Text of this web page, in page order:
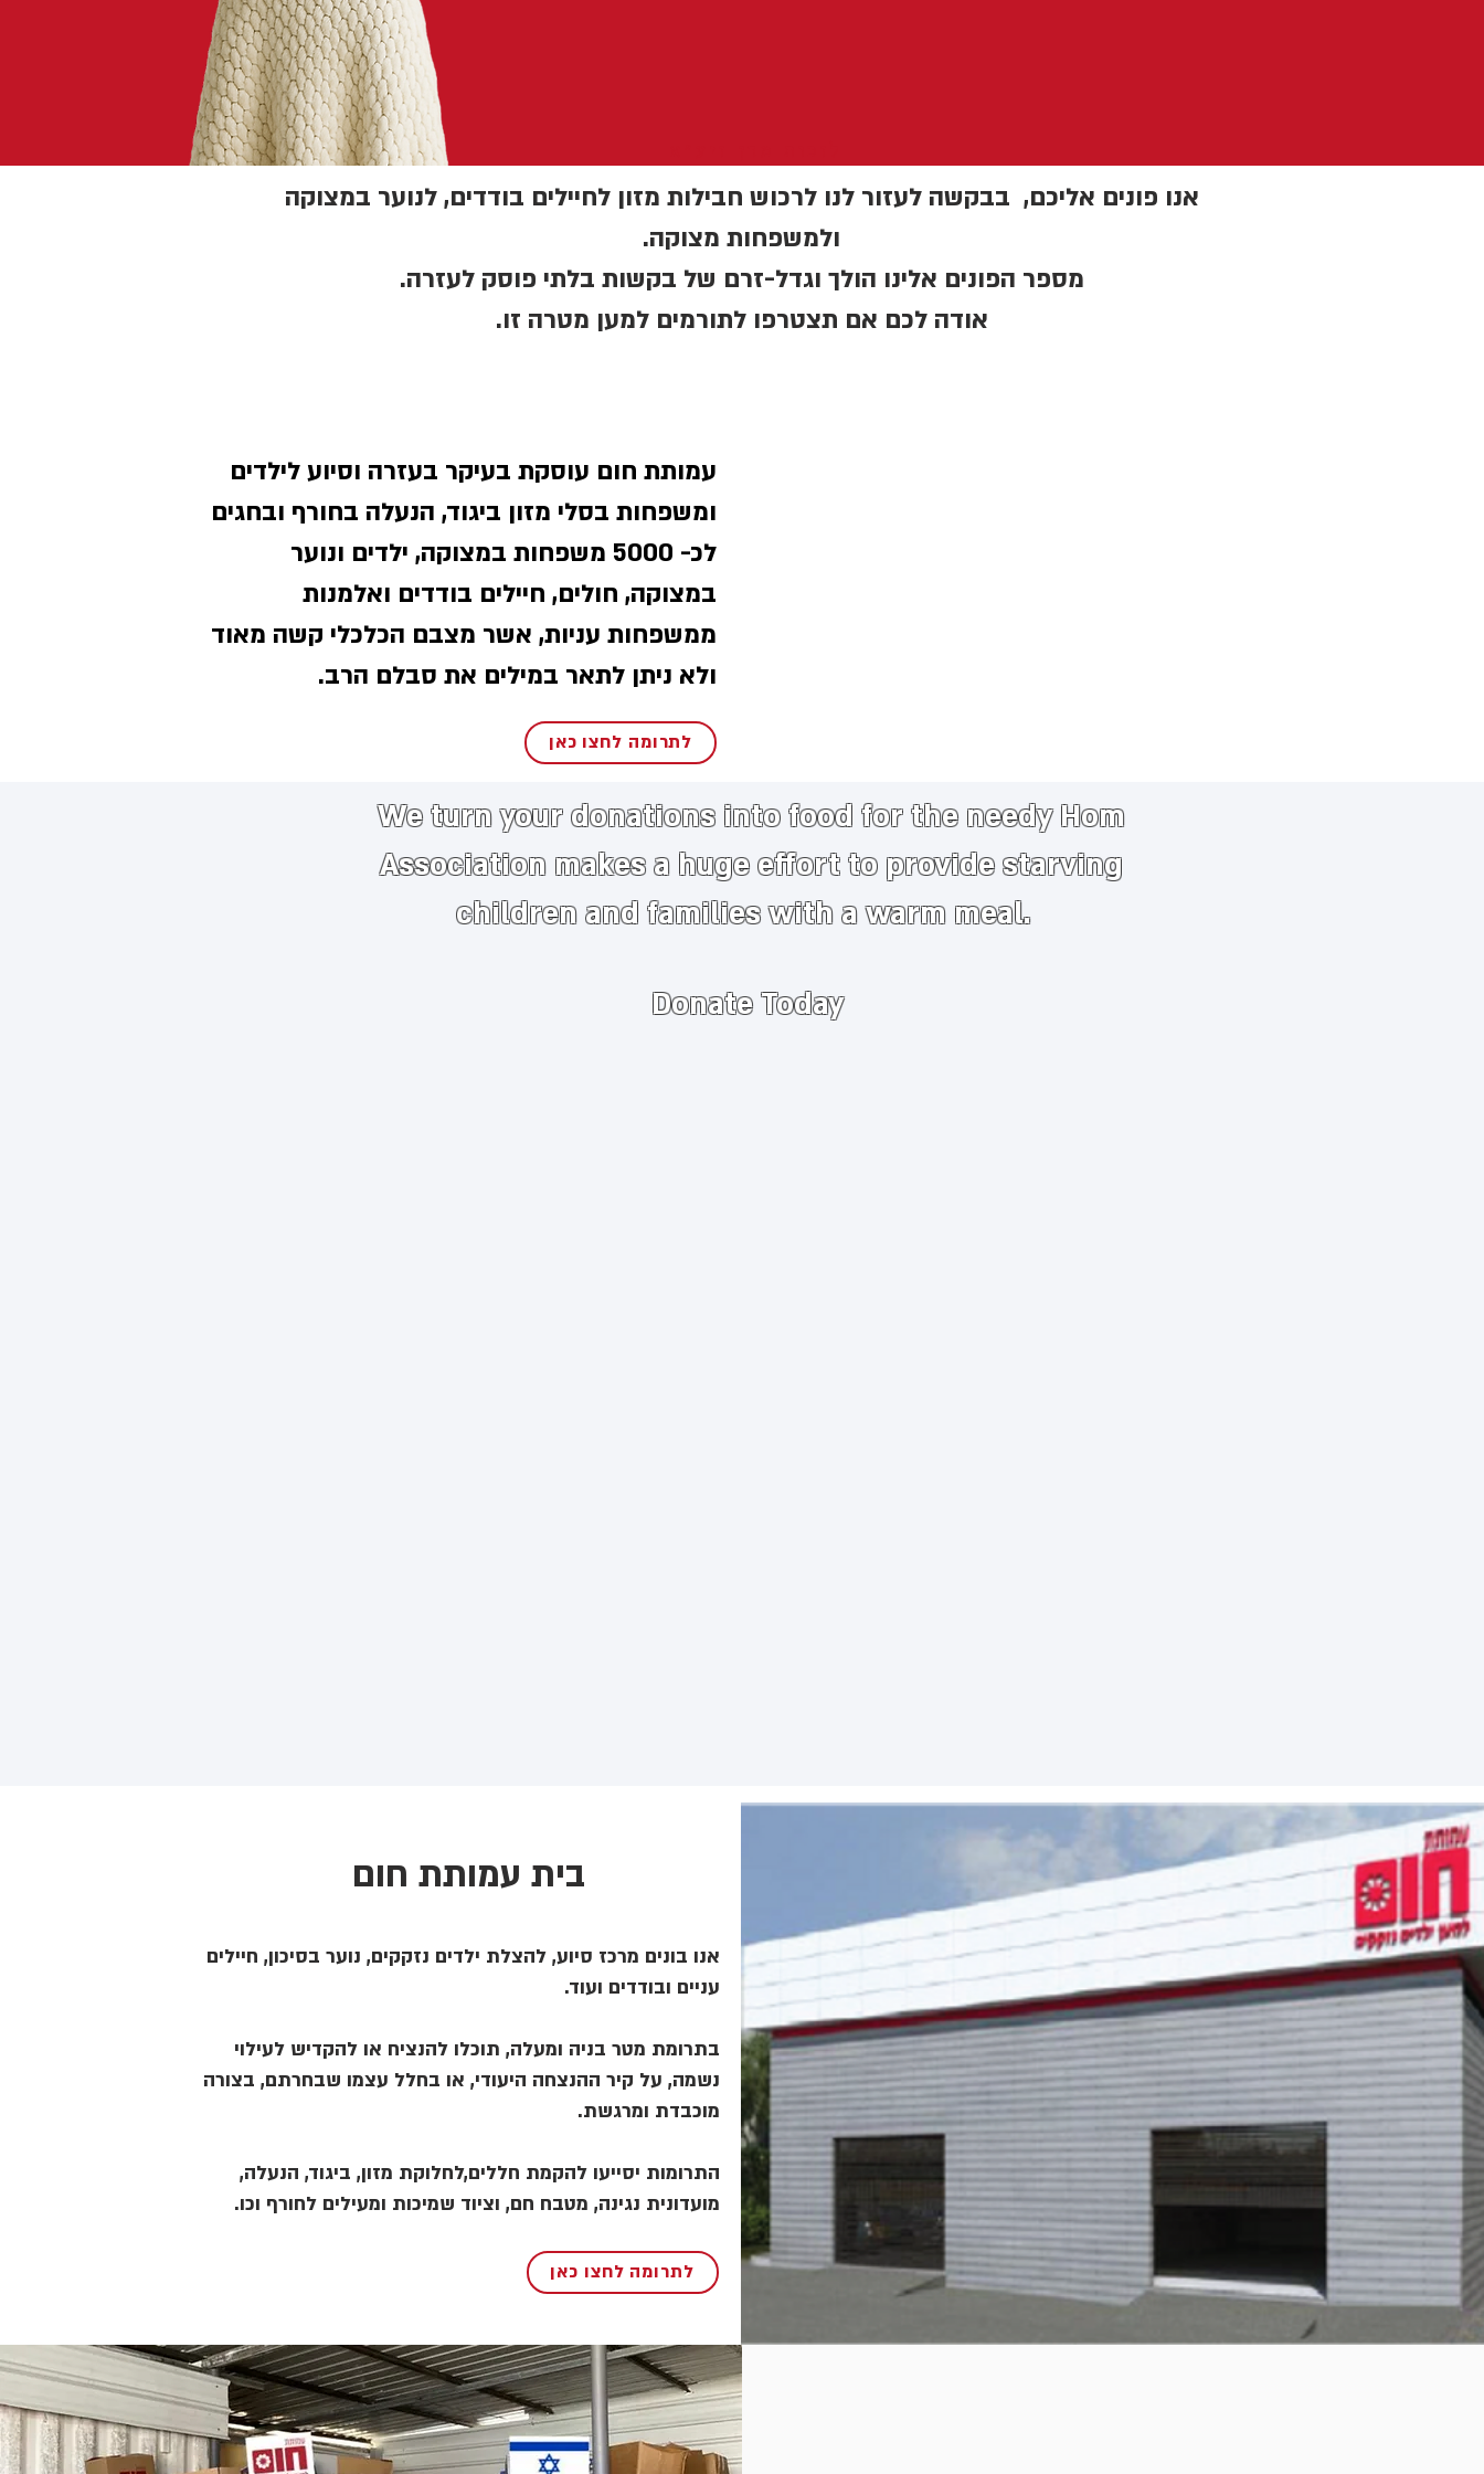
אנו פונים אליכם, בבקשה לעזור לנו לרכוש חבילות מזון לחיילים בודדים, לנוער במצוקה
ולמשפחות מצוקה.
מספר הפונים אלינו הולך וגדל-זרם של בקשות בלתי פוסק לעזרה.
אודה לכם אם תצטרפו לתורמים למען מטרה זו.
עמותת חום עוסקת בעיקר בעזרה וסיוע לילדים
ומשפחות בסלי מזון ביגוד, הנעלה בחורף ובחגים
לכ- 5000 משפחות במצוקה, ילדים ונוער
במצוקה, חולים, חיילים בודדים ואלמנות
ממשפחות עניות, אשר מצבם הכלכלי קשה מאוד
ולא ניתן לתאר במילים את סבלם הרב.
לתרומה לחצו כאן
We turn your donations into food for the needy​Hom
Association makes a hugeeffort to provide starving
children and families with a warm meal.
Donate Today
בית עמותת חום
אנו בונים מרכז סיוע, להצלת ילדים נזקקים, נוער בסיכון, חיילים
עניים ובודדים ועוד.
בתרומת מטר בניה ומעלה, תוכלו להנציח או להקדיש לעילוי
נשמה, על קיר ההנצחה היעודי, או בחלל עצמו שבחרתם, בצורה
מוכבדת ומרגשת.
התרומות יסייעו להקמת חללים,לחלוקת מזון, ביגוד, הנעלה,
מועדונית נגינה, מטבח חם, וציוד שמיכות ומעילים לחורף וכו.
לתרומה לחצו כאן